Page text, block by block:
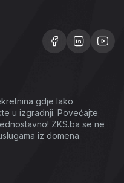
gdje lako
u izgradnji. Povećajte
ZKS.ba se ne
iz domena